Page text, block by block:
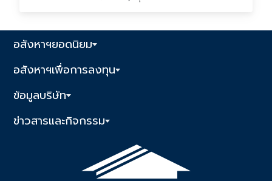
อสังหาฯยอดนิยม
อสังหาฯเพื่อการลงทุน
ข้อมูลบริษัท
ข่าวสารและกิจกรรม